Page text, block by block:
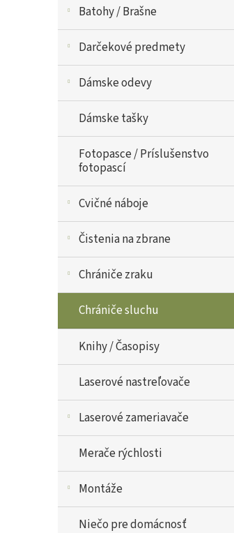
Batohy / Brašne
Darčekové predmety
Dámske odevy
Dámske tašky
Fotopasce / Príslušenstvo
fotopascí
Cvičné náboje
Čistenia na zbrane
Chrániče zraku
Chrániče sluchu
Knihy / Časopisy
Laserové nastreľovače
Laserové zameriavače
Merače rýchlosti
Montáže
Niečo pre domácnosť